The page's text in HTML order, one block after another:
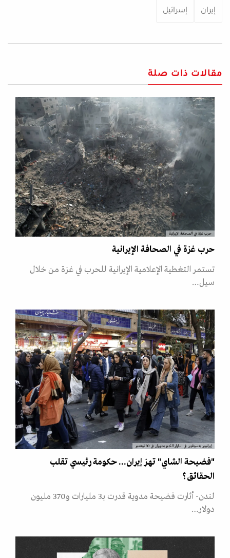
إيران إسرائيل
مقالات ذات صلة
حرب غزة في الصحافة الإيرانية
حرب غزة في الصحافة الإيرانية
تستمر التغطية الإعلامية الإيرانية للحرب في غزة من خلال
سيل…
إيرانيون يتسوقون في البازار الكبير بطهران في 30 نوفمبر
"فضيحة الشاي" تهز إيران... حكومة رئيسي تقلب
الحقائق؟
لندن- أثارت فضيحة مدوية قدرت بـ3 مليارات و370 مليون
دولار…